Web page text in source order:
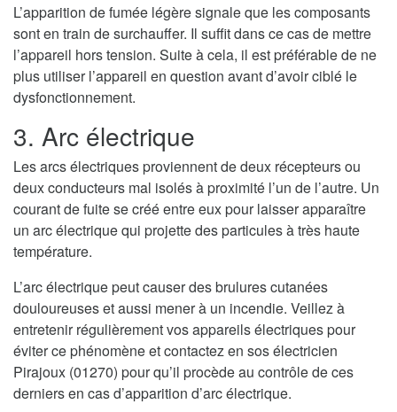
L’apparition de fumée légère signale que les composants
sont en train de surchauffer. Il suffit dans ce cas de mettre
l’appareil hors tension. Suite à cela, il est préférable de ne
plus utiliser l’appareil en question avant d’avoir ciblé le
dysfonctionnement.
3. Arc électrique
Les arcs électriques proviennent de deux récepteurs ou
deux conducteurs mal isolés à proximité l’un de l’autre. Un
courant de fuite se créé entre eux pour laisser apparaître
un arc électrique qui projette des particules à très haute
température.
L’arc électrique peut causer des brulures cutanées
douloureuses et aussi mener à un incendie. Veillez à
entretenir régulièrement vos appareils électriques pour
éviter ce phénomène et contactez en sos électricien
Pirajoux (01270) pour qu’il procède au contrôle de ces
derniers en cas d’apparition d’arc électrique.